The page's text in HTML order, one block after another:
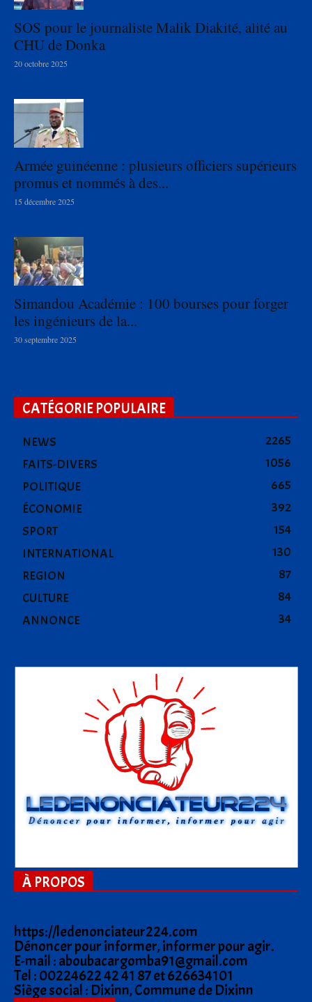
SOS pour le journaliste Malik Diakité, alité au
CHU de Donka
20 octobre 2025
Armée guinéenne : plusieurs officiers supérieurs
promus et nommés à des...
15 décembre 2025
Simandou Académie : 100 bourses pour forger
les ingénieurs de la...
30 septembre 2025
CATÉGORIE POPULAIRE
NEWS
2265
FAITS-DIVERS
1056
POLITIQUE
665
ÉCONOMIE
392
SPORT
154
INTERNATIONAL
130
REGION
87
CULTURE
84
ANNONCE
34
À PROPOS
https://ledenonciateur224.com
Dénoncer pour informer, informer pour agir.
E-mail : aboubacargomba91@gmail.com
Tel : 00224622 42 41 87 et 626634101
Siège social : Dixinn, Commune de Dixinn